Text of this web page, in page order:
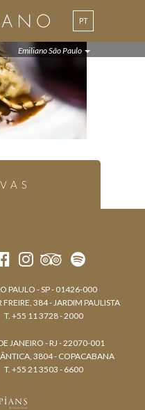
PT
Emiliano São Paulo
PAULO - SP - 01426-000
FREIRE, 384 - JARDIM PAULISTA
T. +55 11 3728 - 2000
JANEIRO - RJ - 22070-001
3804 - COPACABANA
T. +55 21 3503 - 6600